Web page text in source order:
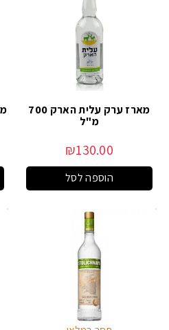
מארז ערק עלית הארק 700
מ"ל
₪130.00
הוספה לסל